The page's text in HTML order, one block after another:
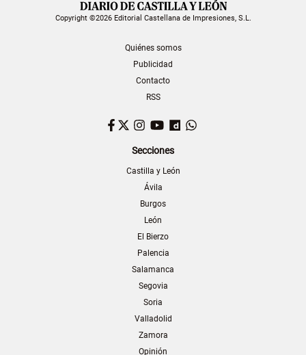
Copyright ©2026 Editorial Castellana de Impresiones, S.L.
Quiénes somos
Publicidad
Contacto
RSS
Facebook
TwitterInstagram
YouTubeDailymotion
Secciones
Castilla y León
Ávila
Burgos
León
El Bierzo
Palencia
Salamanca
Segovia
Soria
Valladolid
Zamora
Opinión